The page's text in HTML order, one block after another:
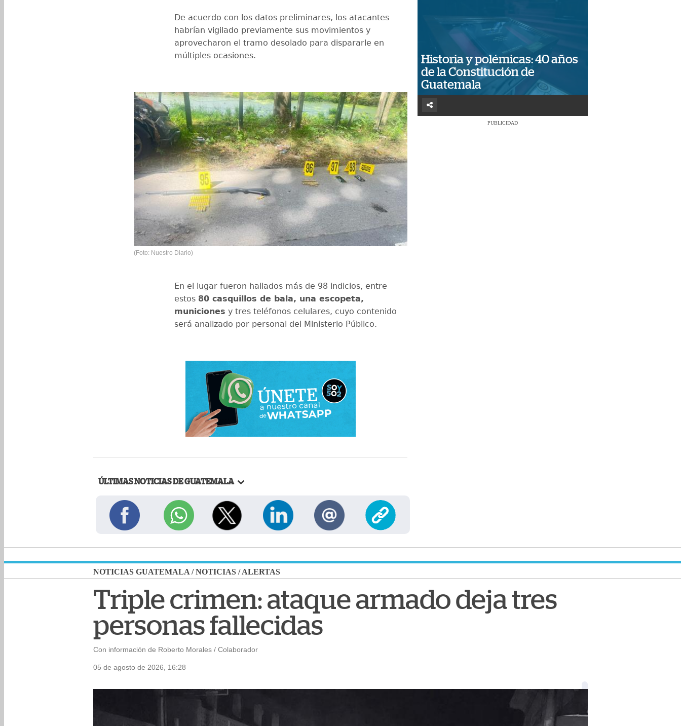
De acuerdo con los datos preliminares, los atacantes
habrían vigilado previamente sus movimientos y
aprovecharon el tramo desolado para dispararle en
múltiples ocasiones.
(Foto: Nuestro Diario)
En el lugar fueron hallados más de 98 indicios, entre
estos 80 casquillos de bala, una escopeta,
municiones y tres teléfonos celulares, cuyo contenido
será analizado por personal del Ministerio Público.
ÚLTIMAS NOTICIAS DE GUATEMALA
Historia y polémicas: 40 años
de la Constitución de
Guatemala
PUBLICIDAD
NOTICIAS GUATEMALA /NOTICIAS /ALERTAS
Triple crimen: ataque armado deja tres
personas fallecidas
Con información de Roberto Morales / Colaborador
05 de agosto de 2026, 16:28